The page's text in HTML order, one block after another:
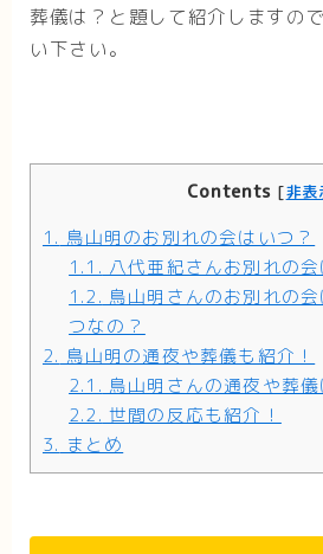
葬儀は？と題して紹介しますの
い下さい。
Contents [非表
1. 鳥山明のお別れの会はいつ？
1.1. 八代亜紀さんお別れの
1.2. 鳥山明さんのお別れの
つなの？
2. 鳥山明の通夜や葬儀も紹介！
2.1. 鳥山明さんの通夜や葬儀
2.2. 世間の反応も紹介！
3. まとめ